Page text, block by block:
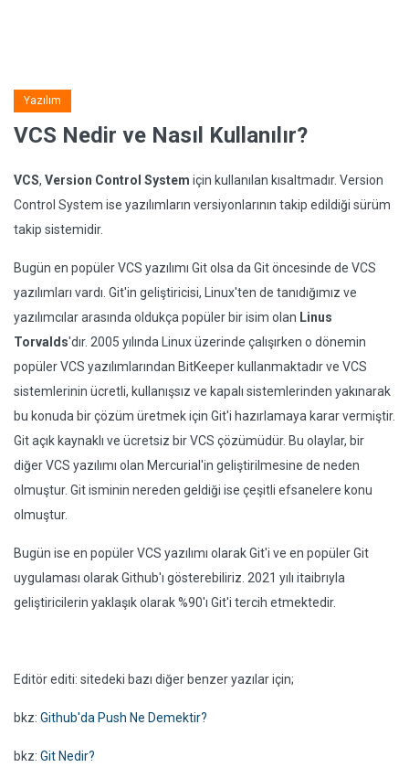
Yazılım
VCS Nedir ve Nasıl Kullanılır?
VCS, Version Control System için kullanılan kısaltmadır. Version
Control System ise yazılımların versiyonlarının takip edildiği sürüm
takip sistemidir.
Bugün en popüler VCS yazılımı Git olsa da Git öncesinde de VCS
yazılımları vardı. Git'in geliştiricisi, Linux'ten de tanıdığımız ve
yazılımcılar arasında oldukça popüler bir isim olan Linus
Torvalds'dır. 2005 yılında Linux üzerinde çalışırken o dönemin
popüler VCS yazılımlarından BitKeeper kullanmaktadır ve VCS
sistemlerinin ücretli, kullanışsız ve kapalı sistemlerinden yakınarak
bu konuda bir çözüm üretmek için Git'i hazırlamaya karar vermiştir.
Git açık kaynaklı ve ücretsiz bir VCS çözümüdür. Bu olaylar, bir
diğer VCS yazılımı olan Mercurial'in geliştirilmesine de neden
olmuştur. Git isminin nereden geldiği ise çeşitli efsanelere konu
olmuştur.
Bugün ise en popüler VCS yazılımı olarak Git'i ve en popüler Git
uygulaması olarak Github'ı gösterebiliriz. 2021 yılı itaibrıyla
geliştiricilerin yaklaşık olarak %90'ı Git'i tercih etmektedir.
Editör editi: sitedeki bazı diğer benzer yazılar için;
bkz: Github'da Push Ne Demektir?
bkz: Git Nedir?